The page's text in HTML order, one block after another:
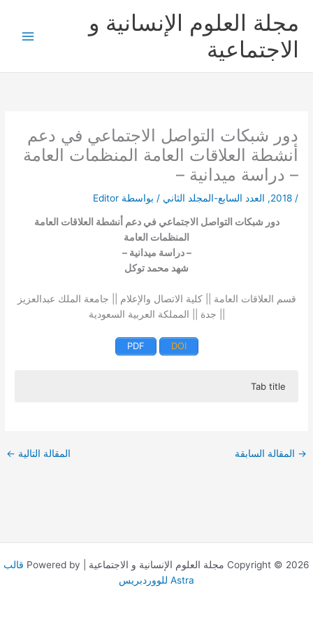
المحتوى
مجلة العلوم الإنسانية و
الاجتماعية
دور شبكات التواصل الاجتماعي في دعم
أنشطة العلاقات العامة المنظمات العامة
– دراسة ميدانية –
/
2018
, العدد السابع-المجلد الثاني / بواسطة Editor
دور شبكات التواصل الاجتماعي في دعم أنشطة العلاقات العامة
المنظمات العامة
– دراسة ميدانية –
شهد محمد توكل
قسم العلاقات العامة || كلية الاتصال والإعلام || جامعة الملك عبدالعزيز
|| جدة || المملكة العربية السعودية
DOI
PDF
Tab title
واستخدمت أداة الاستبيان لجمع البيانات، حيث تم تطبيق الدراسة في
استخدام شبكات التواصل الاجتماعي: التغطيات الإعلامية لمناسبات
المنظمة – المشاركة في الأنشطة الثقافية والاجتماعية العامة مثل:
اليوم الوطني – الأعياد – اليوم العالمي (للمرأة – للصحة – للمرور…)
→ المقالة السابقة المقالة التالية ←
Copyright © 2026 مجلة العلوم الإنسانية و الاجتماعية | Powered by
قالب
Astra للووردبريس